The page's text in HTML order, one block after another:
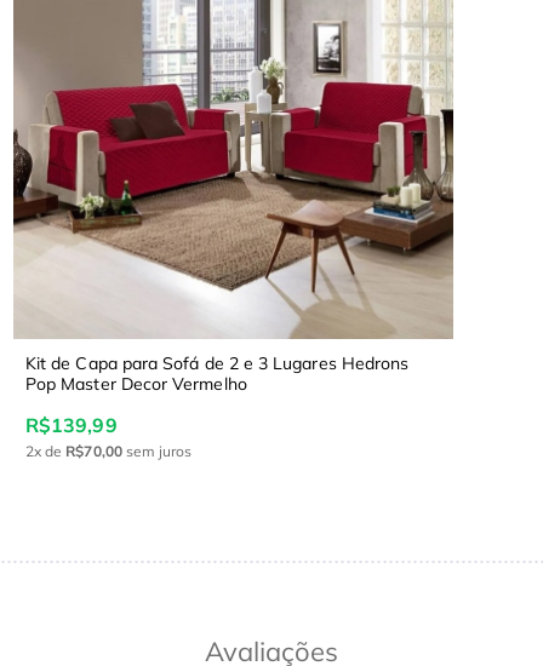
Kit de Capa para Sofá de 2 e 3 Lugares Hedrons
Pop Master Decor Vermelho
R$139,99
2x de R$70,00sem juros
Avaliações